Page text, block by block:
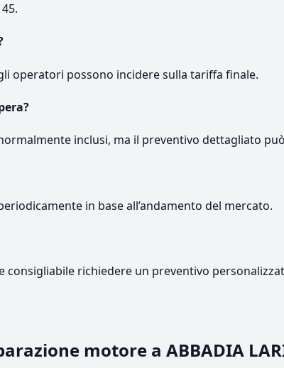
operatori possono incidere sulla tariffa finale.
inclusi, ma il preventivo dettagliato
in base all’andamento del mercato.
consigliabile richiedere un preventivo
motore a ABBADIA